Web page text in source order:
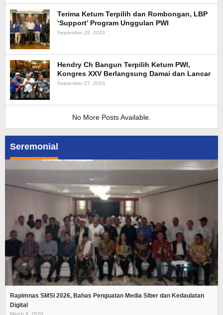
Seremonial
Rapimnas SMSI 2026, Bahas Penguatan Media Siber dan Kedaulatan
Digital
March 9, 2026
Terima Ketum Terpilih dan Rombongan, LBP
‘Support’ Program Unggulan PWI
September 28, 2023
Hendry Ch Bangun Terpilih Ketum PWI,
Kongres XXV Berlangsung Damai dan Lancar
September 27, 2023
No More Posts Available.